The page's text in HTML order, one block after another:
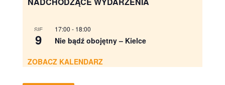
SIE
9
17:00 - 18:00
Nie bądź obojętny – Kielce
ZOBACZ KALENDARZ